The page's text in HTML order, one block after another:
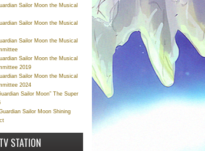
Sailor Moon the Musical
Sailor Moon the Musical
Sailor Moon the Musical
Sailor Moon the Musical
2019
Sailor Moon the Musical
2024
Sailor Moon” The Super
Sailor Moon Shining
STATION